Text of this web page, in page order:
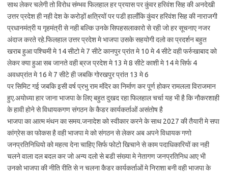
साथ लेकर चलेगी तो विरोध संम्भव फिलहाल हर प्रयास पर कुंवर हरिवंश सिह की अनदेखी
उत्तर प्रदेश ही नही देश के करोड़ों क्षत्रियों पर पडी हालाँकि कुंवर हरिवंश सिह की नाराजगी
प्रधानमंत्री य गृहमंत्री से नही बल्कि उनके सिपहसलाकारो से रही जो हर सूचनाए नजर
अंदाज करते रहे.फिलहाल उत्तर प्रदेश मे भाजपा उसके सहयोगी दलो का प्रदर्शन बहुत
खराब हुआ पश्चिमी मे 14 सीटो मे 7 सीटे कानपुर प्रांत मे 10 मे 4 सीटे वही फर्रुखाबाद को
लेकर क्या हुआ सब जानते वही ब्रज प्रदेश मे 13 मे 8 सीटे काशी मे 14 मे सिर्फ 4
अवधप्रांत मे 16 मे 7 सीटे ही जबकि गोरखपुर प्रांत 13 मे 6
पर सिमिट गई जबकि इसी वर्ष प्रभु राम मंदिर का निर्माण कर पूर्ण होकर रामलला विराजमान
हुए.अयोध्या हार जाना भाजपा के लिए बहुत दुखद रहा फिलहाल चर्चा यह भी है कि नौकरशाही
के हावी होने से विधायकगण संगठन के कैडर कार्यकर्ताओं असंतोष है
भाजपा का आत्म मंथन का समय.जनादेश को स्वीकार करने के साथ 2027 की तैयारी मे सपा
कांग्रेस का फोकस है वही भाजपा मे को संगठन से लेकर अब अपने विधायक गणो
जनप्रतिनिधियो को महत्व देना चाहिए सिर्फ फोटो खिचाने से काम पदाधिकारियों का नही
चलने वाला दल बदल कर जो अन्य दलो से बडी संख्या मे नेतागण जनप्रतिनिध आए भी
उनको भाजपा की नीति रीति से न चलना कैडर कार्यकर्ताओं मे निराशा बनी वही भाजपा के